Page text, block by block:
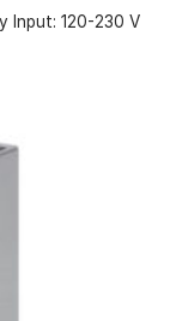
Input: 120-230 V